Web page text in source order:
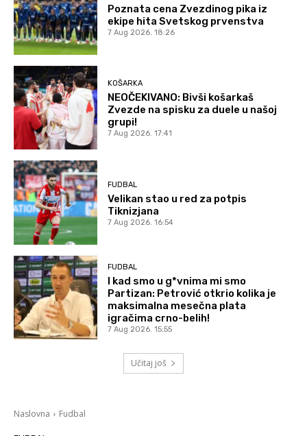
Poznata cena Zvezdinog pika iz
ekipe hita Svetskog prvenstva
7 Aug 2026. 18:26
KOŠARKA
NEOČEKIVANO: Bivši košarkaš
Zvezde na spisku za duele u našoj
grupi!
7 Aug 2026. 17:41
FUDBAL
Velikan stao u red za potpis
Tiknizjana
7 Aug 2026. 16:54
FUDBAL
I kad smo u g*vnima mi smo
Partizan: Petrović otkrio kolika je
maksimalna mesečna plata
igračima crno-belih!
7 Aug 2026. 15:55
Učitaj još